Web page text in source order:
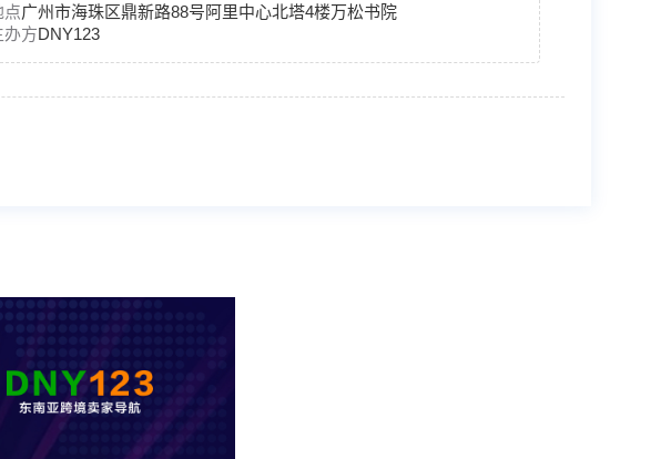
点广州市海珠区鼎新路88号阿里中心北塔4楼万松书院
办方DNY123